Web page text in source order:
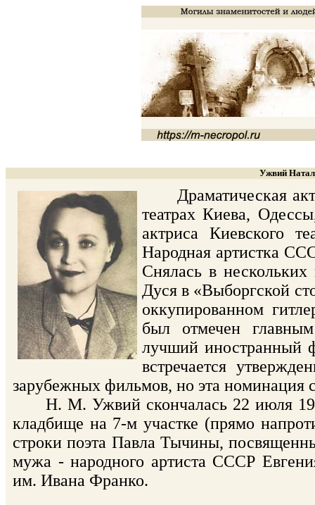
Ужвий
Драматическая
театрах Киева,
актриса Киевского
Народная артистка
Снялась в
Дуся в «Выборгской
оккупированном
был отмечен
лучший иностранный
встречается
зарубежных фильмов, но эта номинация
Н. М. Ужвий скончалась 22 июля
кладбище на 7-м участке (прямо
строки поэта Павла Тычины,
мужа - народного артиста СССР
им. Ивана Франко.